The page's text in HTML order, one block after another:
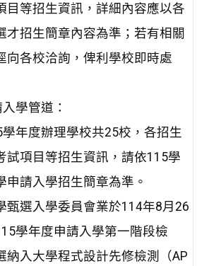
目等招生資訊，詳細內容應以各
才招生簡章內容為準；若有相關
向各校洽詢，俾利學校即時處
學管道：
學年度辦理學校共25校，各招生
試項目等招生資訊，請依115學
申請入學招生簡章為準。
甄選入學委員會業於114年8月26
學年度申請入學第一階段檢
納入大學程式設計先修檢測（AP